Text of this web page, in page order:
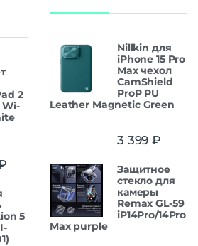
2
Wi-
5
Nillkin для
iPhone 15 Pro
Max чехол
CamShield
ProP PU
Leather Magnetic Green
3 399 ₽
Защитнoe
cтекло для
камеры
Remax GL-59
iP14Pro/14Pro
Max purple